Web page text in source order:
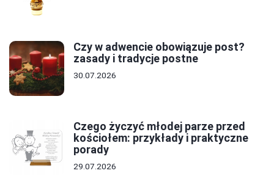
Czy w adwencie obowiązuje post?
zasady i tradycje postne
30.07.2026
Czego życzyć młodej parze przed
kościołem: przykłady i praktyczne
porady
29.07.2026